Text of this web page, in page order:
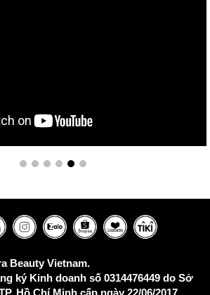
Beauty Vietnam.
ký Kinh doanh số 0314476449 do Sở
Hồ Chí Minh cấp ngày 22/06/2017